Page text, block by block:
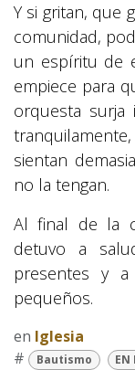
Y si gritan, que
comunidad,
un espíritu de
empiece para
orquesta surja
sientan
no la tengan.
Al final de la
detuvo a
presentes y
pequeños.
en Iglesia
#
Bautismo EN